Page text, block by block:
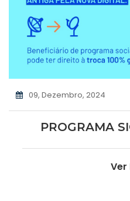
09, Dezembro, 2024
PROGRAMA
Ver